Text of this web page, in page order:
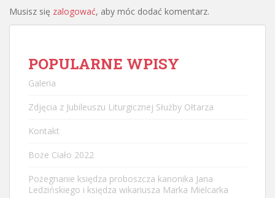
Musisz się zalogować, aby móc dodać komentarz.
POPULARNE WPISY
Galeria
Zdjęcia z Jubileuszu Liturgicznej Służby Ołtarza
Kontakt
Boże Ciało 2022
Pożegnanie księdza proboszcza kanonika Jana
Ledzińskiego i księdza wikariusza Marka Mielcarka